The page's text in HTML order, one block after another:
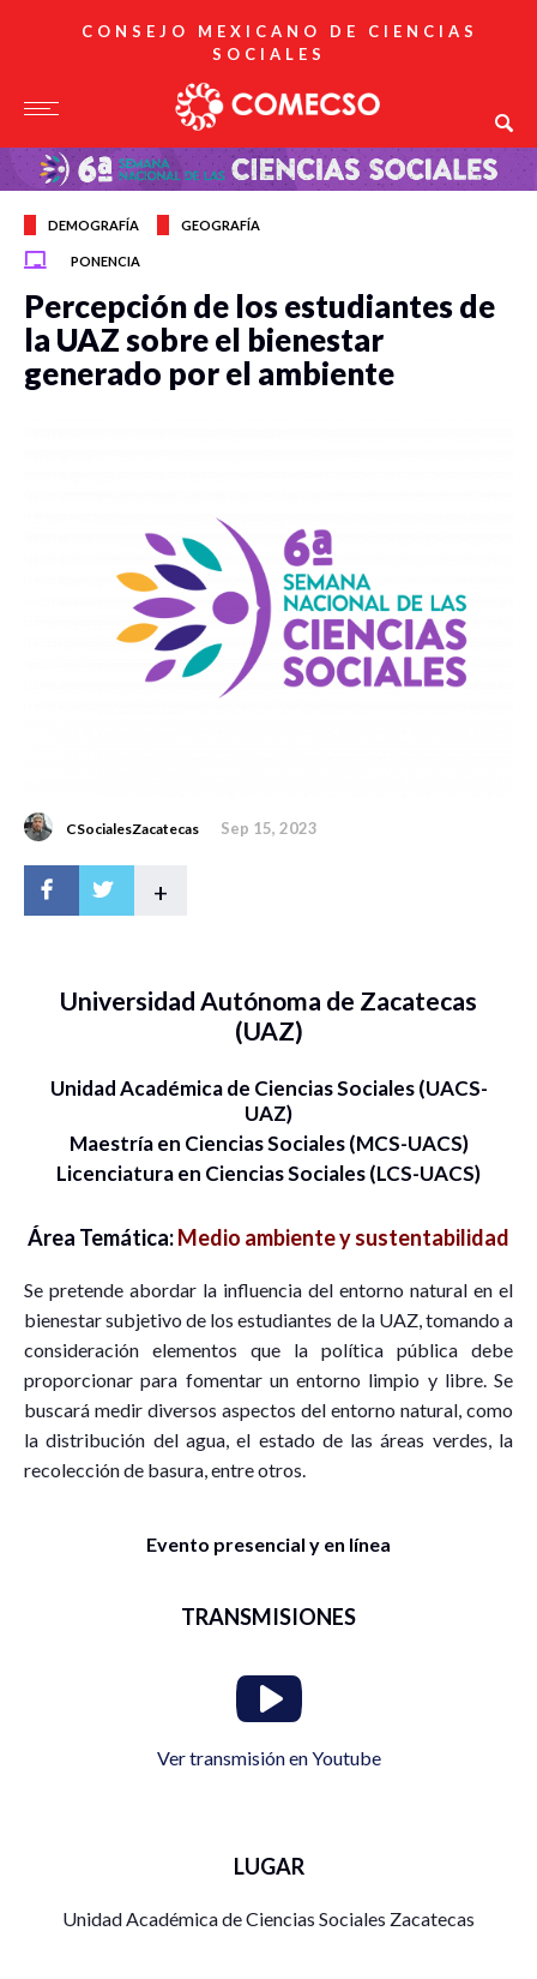
CONSEJO MEXICANO DE CIENCIAS
SOCIALES
DEMOGRAFÍA GEOGRAFÍA
PONENCIA
Percepción de los estudiantes de
la UAZ sobre el bienestar
generado por el ambiente
CSocialesZacatecas Sep 15, 2023
+
Universidad Autónoma de Zacatecas
(UAZ)
Unidad Académica de Ciencias Sociales (UACS-
UAZ)
Maestría en Ciencias Sociales (MCS-UACS)
Licenciatura en Ciencias Sociales (LCS-UACS)
Área Temática:Medio ambiente y sustentabilidad
Se pretende abordar la influencia del entorno natural en el
bienestar subjetivo de los estudiantes de la UAZ, tomando a
consideración elementos que la política pública debe
proporcionar para fomentar un entorno limpio y libre. Se
buscará medir diversos aspectos del entorno natural, como
la distribución del agua, el estado de las áreas verdes, la
recolección de basura, entre otros.
Evento presencial y en línea
TRANSMISIONES
Ver transmisión en Youtube
LUGAR
Unidad Académica de Ciencias Sociales Zacatecas